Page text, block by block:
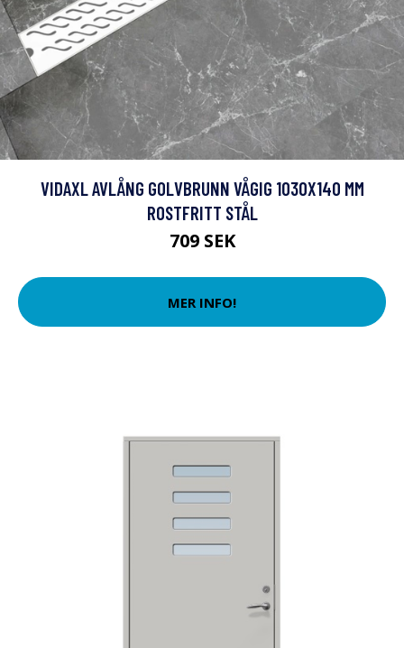
VIDAXL AVLÅNG GOLVBRUNN VÅGIG 1030X140 MM
ROSTFRITT STÅL
709 SEK
MER INFO!